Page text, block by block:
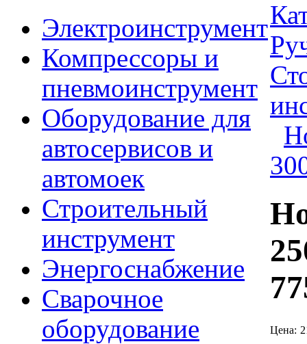
Электроинструмент
Компрессоры и
пневмоинструмент
Оборудование для
автосервисов и
автомоек
Строительный
инструмент
Энергоснабжение
Сварочное
оборудование
Цена: